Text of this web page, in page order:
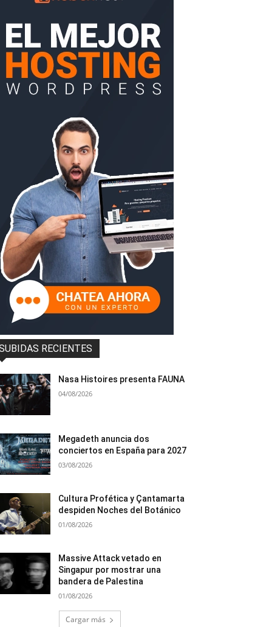
RECIENTES
Nasa Histoires presenta FAUNA
04/08/2026
Megadeth anuncia dos
conciertos en España para 2027
03/08/2026
Cultura Profética y Çantamarta
despiden Noches del Botánico
01/08/2026
Massive Attack vetado en
Singapur por mostrar una
bandera de Palestina
01/08/2026
Cargar más